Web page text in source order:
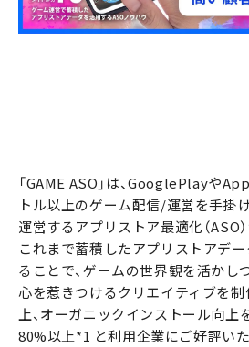
「GAME ASO」は、GooglePlayや
トル以上のゲーム配信/運営を手掛
運営するアプリストア最適化（ASO
これまで蓄積したアプリストアデ
ることで、ゲームの世界観を活かし
心を惹きつけるクリエイティブを制
上、オーガニックインストール向上
80%以上*1 と利用企業にご好評い